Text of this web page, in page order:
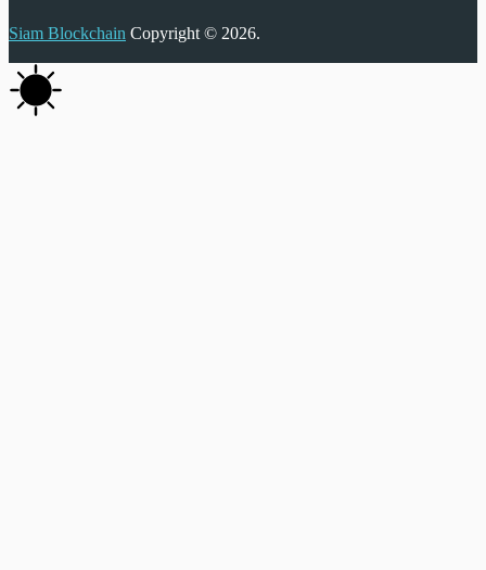
Siam Blockchain Copyright © 2026.